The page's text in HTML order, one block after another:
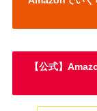
【公式】